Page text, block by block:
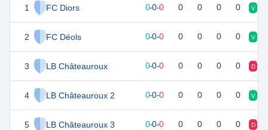
1 FC Diors
2 FC Déols
3 LB Châteauroux
4 LB Châteauroux 2
5 LB Châteauroux 3
0-0-0 0 0 0 0 V
0-0-0 0 0 0 0 V
0 0-0-0 0 0 0 0 D
0 0-0-0 0 0 0 0 V
0 0-0-0 0 0 0 0 D